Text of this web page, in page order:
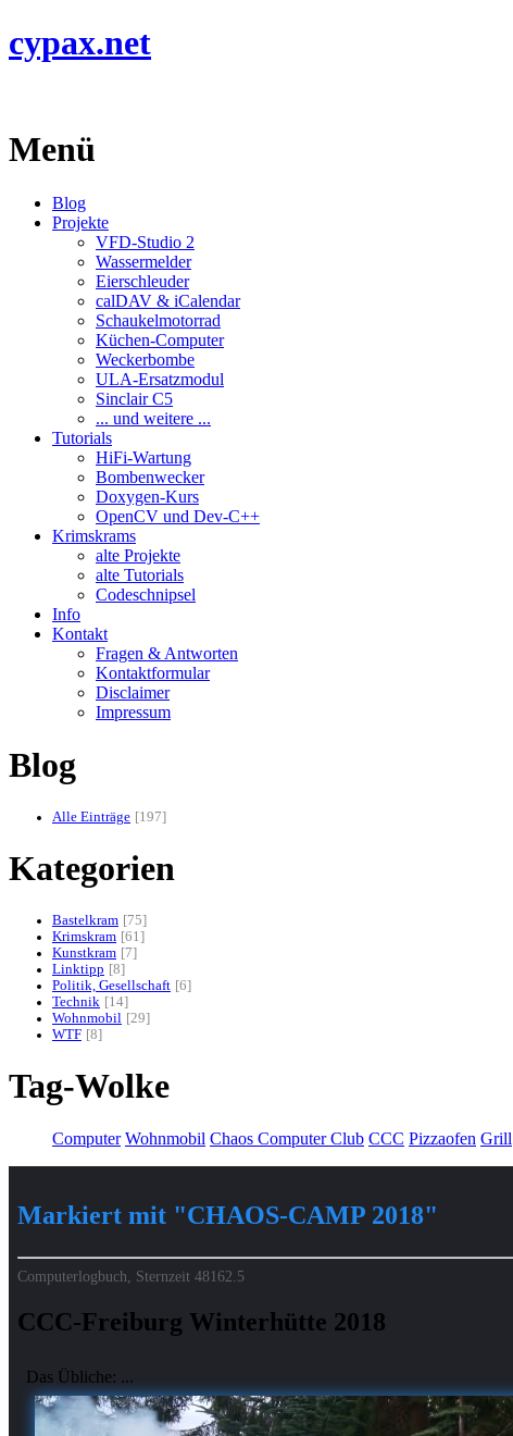
cypax.net
Menü
Blog
Projekte
VFD-Studio 2
Wassermelder
Eierschleuder
calDAV & iCalendar
Schaukelmotorrad
Küchen-Computer
Weckerbombe
ULA-Ersatzmodul
Sinclair C5
... und weitere ...
Tutorials
HiFi-Wartung
Bombenwecker
Doxygen-Kurs
OpenCV und Dev-C++
Krimskrams
alte Projekte
alte Tutorials
Codeschnipsel
Info
Kontakt
Fragen & Antworten
Kontaktformular
Disclaimer
Impressum
Blog
Alle Einträge 197
Kategorien
Bastelkram
75
Krimskram 61
Kunstkram
7
Linktipp
8
Politik, Gesellschaft 6
Technik
14
Wohnmobil
29
WTF 8
Tag-Wolke
Computer Wohnmobil Chaos Computer Club CCC Pizzaofen Grill
Markiert mit "CHAOS-CAMP 2018"
Computerlogbuch, Sternzeit 48162.5
CCC-Freiburg Winterhütte 2018